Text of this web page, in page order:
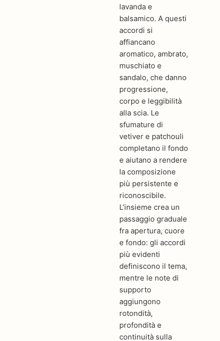
lavanda e
balsamico. A questi
accordi si
affiancano
aromatico, ambrato,
muschiato e
sandalo, che danno
progressione,
corpo e leggibilità
alla scia. Le
sfumature di
vetiver e patchouli
completano il fondo
e aiutano a rendere
la composizione
più persistente e
riconoscibile.
L’insieme crea un
passaggio graduale
fra apertura, cuore
e fondo: gli accordi
più evidenti
definiscono il tema,
mentre le note di
supporto
aggiungono
rotondità,
profondità e
continuità sulla